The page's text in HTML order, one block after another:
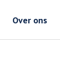
Over ons